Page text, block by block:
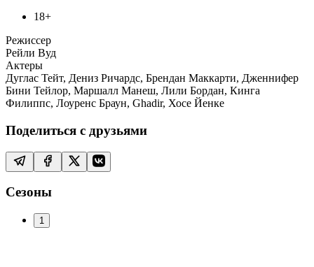
18+
Режиссер
Рейли Вуд
Актеры
Дуглас Тейт, Дениз Ричардс, Брендан Маккарти, Дженнифер
Бини Тейлор, Маршалл Манеш, Лили Бордан, Кинга
Филиппс, Лоуренс Браун, Ghadir, Хосе Йенке
Поделиться с друзьями
Сезоны
1